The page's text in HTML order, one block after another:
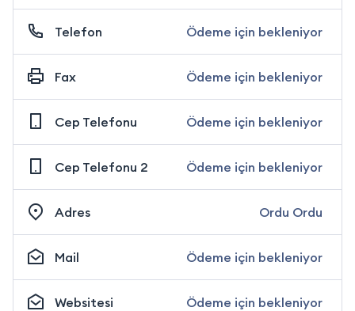
Telefon Ödeme için bekleniyor
Fax Ödeme için bekleniyor
Cep Telefonu Ödeme için bekleniyor
Cep Telefonu 2 Ödeme için bekleniyor
Adres Ordu Ordu
Mail Ödeme için bekleniyor
Websitesi Ödeme için bekleniyor